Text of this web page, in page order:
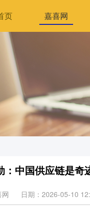
页 嘉喜网
：中国供应链是奇
日期：2026-05-10